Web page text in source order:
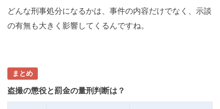
どんな刑事処分になるかは、事件の内容だけでなく、示談
の有無も大きく影響してくるんですね。
まとめ
盗撮の懲役と罰金の量刑判断は？